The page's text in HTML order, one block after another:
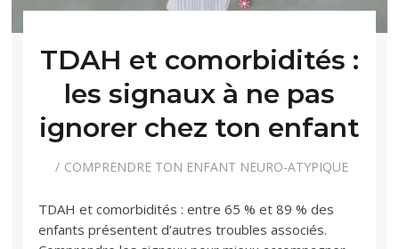
TDAH et comorbidités :
les signaux à ne pas
ignorer chez ton enfant
COMPRENDRE TON ENFANT NEURO-ATYPIQUE
TDAH et comorbidités : entre 65 % et 89 % des
enfants présentent d’autres troubles associés.